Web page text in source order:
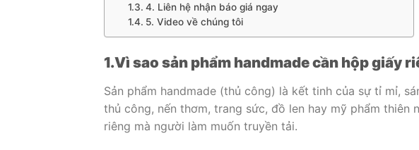
4. Liên hệ nhận báo giá ngay
5. Video về chúng tôi
1.Vì sao sản phẩm handmade cần hộp giấy
Sản phẩm handmade (thủ công) là kết tinh của sự tỉ mỉ,
thủ công, nến thơm, trang sức, đồ len hay mỹ phẩm thiên
riêng mà người làm muốn truyền tải.